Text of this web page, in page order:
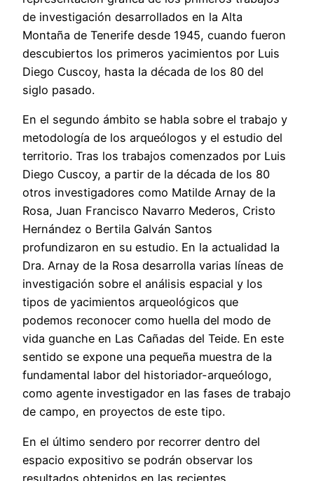
de investigación desarrollados en la Alta
Montaña de Tenerife desde 1945, cuando fueron
descubiertos los primeros yacimientos por Luis
Diego Cuscoy, hasta la década de los 80 del
siglo pasado.
En el segundo ámbito se habla sobre el trabajo y
metodología de los arqueólogos y el estudio del
territorio. Tras los trabajos comenzados por Luis
Diego Cuscoy, a partir de la década de los 80
otros investigadores como Matilde Arnay de la
Rosa, Juan Francisco Navarro Mederos, Cristo
Hernández o Bertila Galván Santos
profundizaron en su estudio. En la actualidad la
Dra. Arnay de la Rosa desarrolla varias líneas de
investigación sobre el análisis espacial y los
tipos de yacimientos arqueológicos que
podemos reconocer como huella del modo de
vida guanche en Las Cañadas del Teide. En este
sentido se expone una pequeña muestra de la
fundamental labor del historiador-arqueólogo,
como agente investigador en las fases de trabajo
de campo, en proyectos de este tipo.
En el último sendero por recorrer dentro del
espacio expositivo se podrán observar los
resultados obtenidos en las recientes